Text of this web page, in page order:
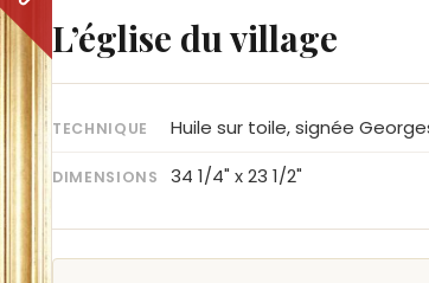
L’église du village
TECHNIQUE Huile sur toile, signée
DIMENSIONS 34 1/4" x 23 1/2"